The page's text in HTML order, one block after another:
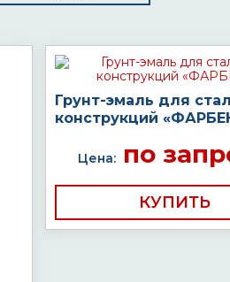
Грунт-эмаль для
конструкций
Цена:по
КУПИТЬ